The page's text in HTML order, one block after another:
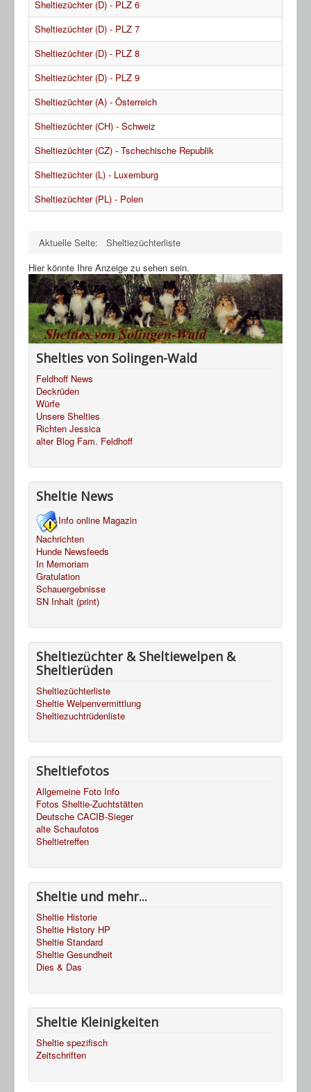
Sheltiezüchter (D) - PLZ 6
Sheltiezüchter (D) - PLZ 7
Sheltiezüchter (D) - PLZ 8
Sheltiezüchter (D) - PLZ 9
Sheltiezüchter (A) - Österreich
Sheltiezüchter (CH) - Schweiz
Sheltiezüchter (CZ) - Tschechische Republik
Sheltiezüchter (L) - Luxemburg
Sheltiezüchter (PL) - Polen
Aktuelle Seite:
Sheltiezüchterliste
Hier könnte Ihre Anzeige zu sehen sein.
Shelties von Solingen-Wald
Feldhoff News
Deckrüden
Würfe
Unsere Shelties
Richten Jessica
alter Blog Fam. Feldhoff
Sheltie News
Info online Magazin
Nachrichten
Hunde Newsfeeds
In Memoriam
Gratulation
Schauergebnisse
SN Inhalt (print)
Sheltiezüchter & Sheltiewelpen &
Sheltierüden
Sheltiezüchterliste
Sheltie Welpenvermittlung
Sheltiezuchtrüdenliste
Sheltiefotos
Allgemeine Foto Info
Fotos Sheltie-Zuchtstätten
Deutsche CACIB-Sieger
alte Schaufotos
Sheltietreffen
Sheltie und mehr...
Sheltie Historie
Sheltie History HP
Sheltie Standard
Sheltie Gesundheit
Dies & Das
Sheltie Kleinigkeiten
Sheltie spezifisch
Zeitschriften